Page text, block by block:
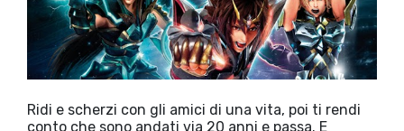
Ridi e scherzi con gli amici di una vita, poi ti rendi
conto che sono andati via 20 anni e passa. E